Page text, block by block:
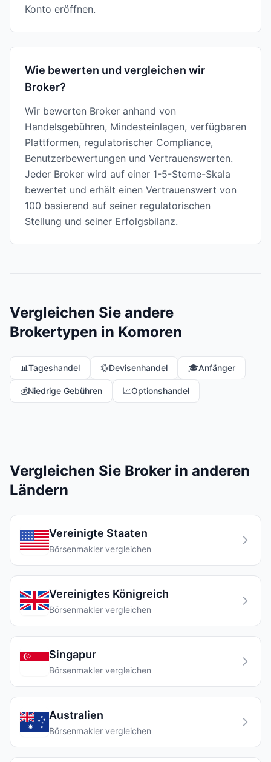
Konto eröffnen.
Wie bewerten und vergleichen wir
Broker?
Wir bewerten Broker anhand von
Handelsgebühren, Mindesteinlagen, verfügbaren
Plattformen, regulatorischer Compliance,
Benutzerbewertungen und Vertrauenswerten.
Jeder Broker wird auf einer 1-5-Sterne-Skala
bewertet und erhält einen Vertrauenswert von
100 basierend auf seiner regulatorischen
Stellung und seiner Erfolgsbilanz.
Vergleichen Sie andere
Brokertypen in Komoren
📊Tageshandel 💱Devisenhandel 🎓Anfänger
💰Niedrige Gebühren 📈Optionshandel
Vergleichen Sie Broker in anderen
Ländern
Vereinigte Staaten
Börsenmakler vergleichen
Vereinigtes Königreich
Börsenmakler vergleichen
Singapur
Börsenmakler vergleichen
Australien
Börsenmakler vergleichen